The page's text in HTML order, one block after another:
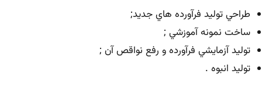
طراحي توليد فرآورده هاي جديد;
ساخت نمونه آموزشي ;
توليد آزمايشي فرآورده و رفع نواقص آن ;
توليد انبوه .